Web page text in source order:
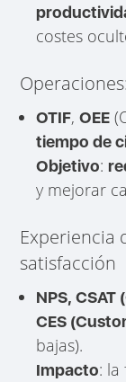
costes
OTIF,OEE
tiempo de
Objetivo:
y mejorar
Experiencia
satisfacción
NPS,
CES
bajas).
Impacto: la